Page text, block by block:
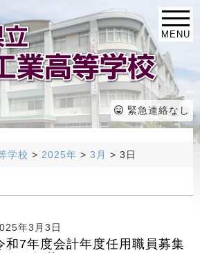
MENU
緊急連絡なし
学校 > 2025年 > 3月 > 3日
年3月3日
和7年度会計年度任用職員募集